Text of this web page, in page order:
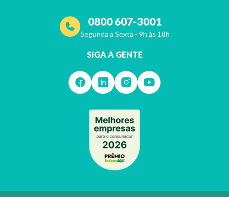
0800 607-3001
Segunda a Sexta - 9h às 18h
SIGA A GENTE